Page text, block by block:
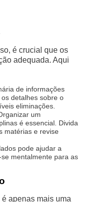
é crucial que os
adequada. Aqui
de informações
detalhes sobre o
eliminações.
um
é essencial. Divida
matérias e revise
pode ajudar a
mentalmente para as
apenas mais uma